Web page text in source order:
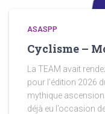
ASASPP
Cyclisme –
La TEAM avait
pour l’édition 2026
mythique ascension
déjà eu l’occasion